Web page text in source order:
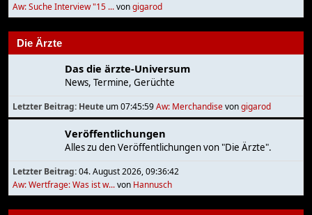
Aw: Suche Interview "15 ...vongigarod
Die Ärzte
Das die ärzte-Universum
News, Termine, Gerüchte
Letzter Beitrag: Heute um 07:45:59Aw: Merchandisevongigarod
Veröffentlichungen
Alles zu den Veröffentlichungen von "Die Ärzte".
Letzter Beitrag:04. August 2026, 09:36:42
Aw: Wertfrage: Was ist w...von Hannusch